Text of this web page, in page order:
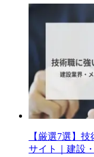
【厳選7選】
サイト｜建設